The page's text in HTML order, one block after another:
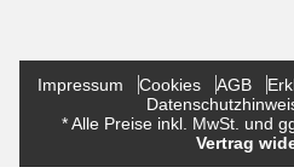
Impressum Cookies AGB
* Alle Preise inkl. MwSt. und
Vertrag